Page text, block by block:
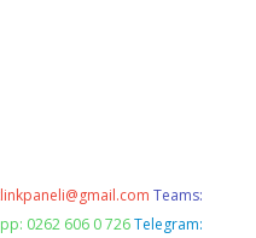
Teams:
0262 606 0 726 Telegram: